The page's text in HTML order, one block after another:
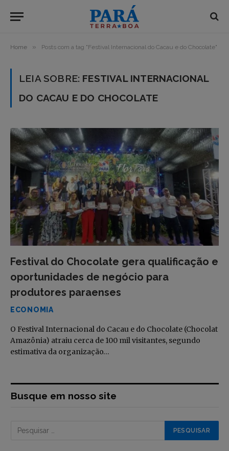
Home » Posts com a tag "Festival Internacional do Cacau e do Chocolate"
LEIA SOBRE: FESTIVAL INTERNACIONAL
DO CACAU E DO CHOCOLATE
Festival do Chocolate gera qualificação e
oportunidades de negócio para
produtores paraenses
ECONOMIA
O Festival Internacional do Cacau e do Chocolate (Chocolat
Amazônia) atraiu cerca de 100 mil visitantes, segundo
estimativa da organização…
Busque em nosso site